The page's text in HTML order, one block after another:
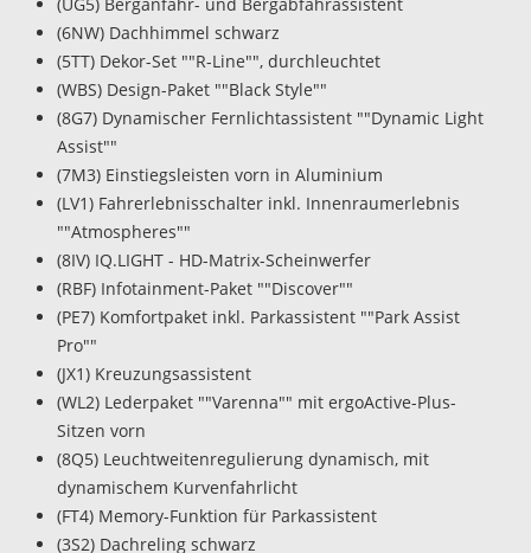
(6NW) Dachhimmel schwarz
(5TT) Dekor-Set ""R-Line"", durchleuchtet
(WBS) Design-Paket ""Black Style""
(8G7) Dynamischer Fernlichtassistent ""Dynamic Light
Assist""
(7M3) Einstiegsleisten vorn in Aluminium
(LV1) Fahrerlebnisschalter inkl. Innenraumerlebnis
""Atmospheres""
(8IV) IQ.LIGHT - HD-Matrix-Scheinwerfer
(RBF) Infotainment-Paket ""Discover""
(PE7) Komfortpaket inkl. Parkassistent ""Park Assist
Pro""
(JX1) Kreuzungsassistent
(WL2) Lederpaket ""Varenna"" mit ergoActive-Plus-
Sitzen vorn
(8Q5) Leuchtweitenregulierung dynamisch, mit
dynamischem Kurvenfahrlicht
(FT4) Memory-Funktion für Parkassistent
(3S2) Dachreling schwarz